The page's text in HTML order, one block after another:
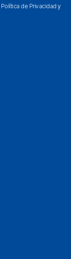
Política de Privacidad y